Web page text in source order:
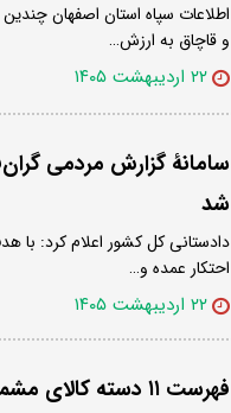
اطلاعات سپاه استان اصفهان
و قاچاق به ارزش…
۲۲ اردیبهشت ۱۴۰۵
سامانۀ گزارش مردمی
شد
دادستانی کل کشور اعلام کرد: با
احتکار عمده و…
۲۲ اردیبهشت ۱۴۰۵
فهرست ۱۱ دسته کالای مشمول طرح مبارزه با احتکار و اختفا اعلام شد